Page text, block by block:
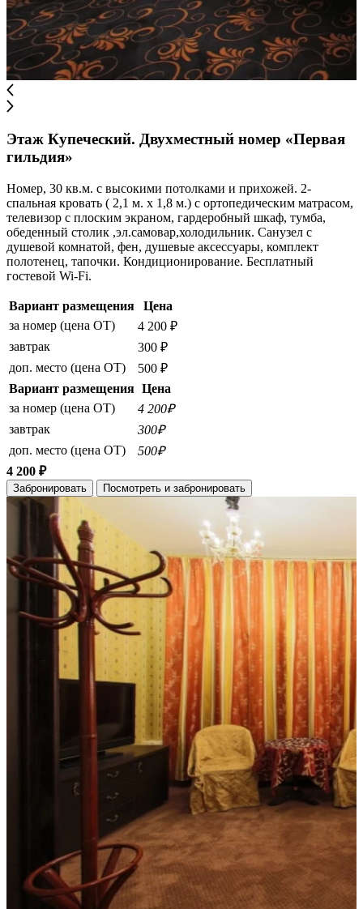
Этаж Купеческий. Двухместный номер «Первая
гильдия»
Номер, 30 кв.м. с высокими потолками и прихожей. 2-
спальная кровать ( 2,1 м. х 1,8 м.) с ортопедическим матрасом,
телевизор с плоским экраном, гардеробный шкаф, тумба,
обеденный столик ,эл.самовар,холодильник. Санузел с
душевой комнатой, фен, душевые аксессуары, комплект
полотенец, тапочки. Кондиционирование. Бесплатный
гостевой Wi-Fi.
Вариант размещения
Цена
за номер (цена ОТ)
4 200 ₽
завтрак
300 ₽
доп. место (цена ОТ)
500 ₽
Вариант размещения Цена
за номер (цена ОТ)
4 200₽
завтрак
300₽
доп. место (цена ОТ)
500₽
4 200 ₽
Забронировать Посмотреть и забронировать